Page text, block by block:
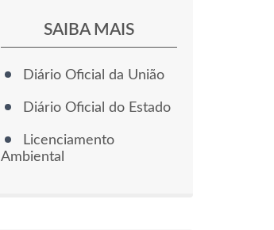
SAIBA MAIS
Diário Oficial da União
Diário Oficial do Estado
Licenciamento
Ambiental